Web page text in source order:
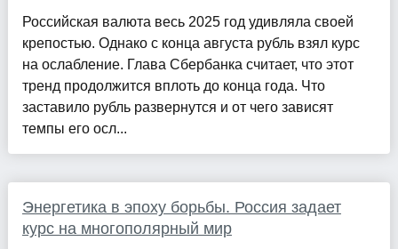
Российская валюта весь 2025 год удивляла своей
крепостью. Однако с конца августа рубль взял курс
на ослабление. Глава Сбербанка считает, что этот
тренд продолжится вплоть до конца года. Что
заставило рубль развернутся и от чего зависят
темпы его осл...
Энергетика в эпоху борьбы. Россия задает
курс на многополярный мир